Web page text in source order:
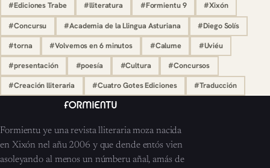
#Ediciones Trabe #lliteratura #Formientu 9 #Xixón
#Concursu #Academia de la Llingua Asturiana #Diego Solís
#torna #Volvemos en 6 minutos #Calume #Uviéu
#presentación #poesía #Cultura #Concursos
#Creación lliteraria #Cuatro Gotes Ediciones #Traducción
Formientu ye una revista lliteraria moza nacida
en Xixón nel añu 2006 y que dende entós vien
asoleyando al menos un númberu añal, amás de